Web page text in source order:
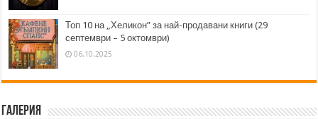
Топ 10 на „Хеликон” за най-продавани книги (29
септември – 5 октомври)
06.10.2025
Галерия